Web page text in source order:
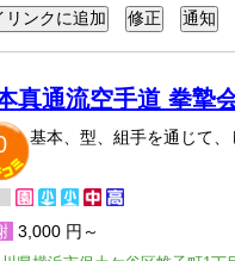
真通流空手道 拳摯
基本、型、組手を通じて
3,000 円～